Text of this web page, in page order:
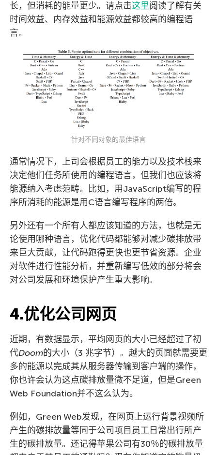
长，但消耗的能量更少。请点击这里阅读了解有关
时间效益、内存效益和能源效益都较高的编程语
言。
针对不同对象的最佳语言
通常情况下，上司会根据员工的能力以及技术栈来
决定他们任务所使用的编程语言，但我们也应该将
能源纳入考虑范畴。比如，用JavaScript编写的程
序所消耗的能源是用C语言编写程序的两倍。
另外还有一个所有人都应该知道的方法，也就是无
论使用哪种语言，优化代码都能够对减少碳排放带
来巨大贡献，让代码跑得更快也更节省资源。企业
对软件进行性能分析，并重新编写低效的部分将会
对公司发展和环境保护产生重大影响。
4.优化公司网页
近期，有数据显示，平均网页的大小已经超过了初
代Doom的大小（3 兆字节）。越大的页面就需要更
多的能源以完成其从服务器传输到客户端的操作，
你也许会认为这点碳排放量微不足道，但是Green
Web Foundation并不这么认为。
例如，Green Web发现，在网页上运行背景视频所
产生的碳排放量等同于公司项目员工日常出行所产
生的碳排放量。还记得苹果公司有30％的碳排放量